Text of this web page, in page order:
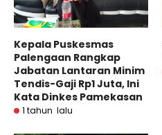
Kepala Puskesmas
Palengaan Rangkap
Jabatan Lantaran Minim
Tendis-Gaji Rp1 Juta, Ini
Kata Dinkes Pamekasan
1 tahun lalu